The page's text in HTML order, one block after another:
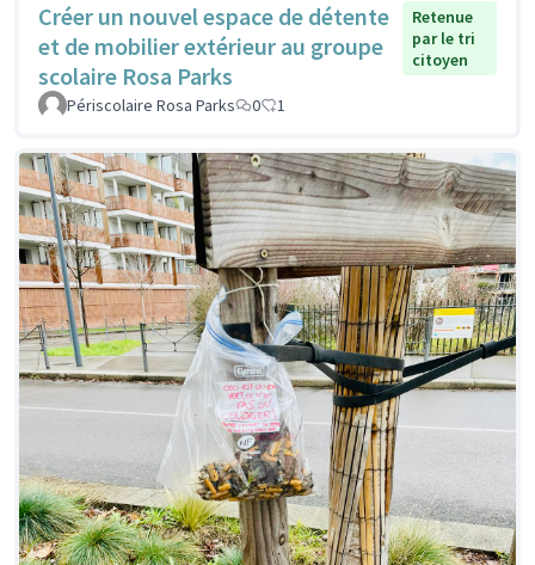
Créer un nouvel espace de détente
et de mobilier extérieur au groupe
scolaire Rosa Parks
Retenue
par le tri
citoyen
Périscolaire Rosa Parks 0 1